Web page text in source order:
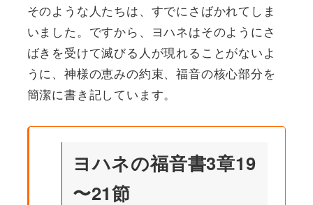
そのような人たちは、すでにさばかれてしま
いました。ですから、ヨハネはそのようにさ
ばきを受けて滅びる人が現れることがないよ
うに、神様の恵みの約束、福音の核心部分を
簡潔に書き記しています。
ヨハネの福音書3章19
〜21節